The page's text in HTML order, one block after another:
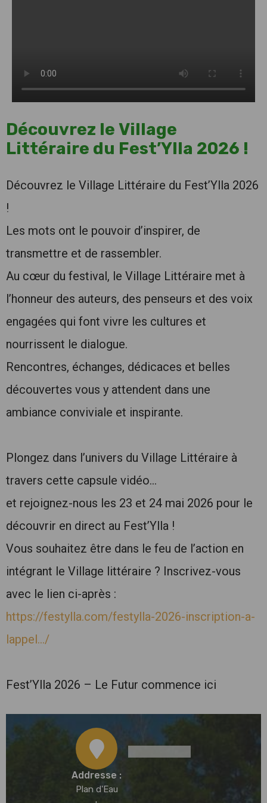
Découvrez le Village
Littéraire du Fest’Ylla 2026 !
Découvrez le Village Littéraire du Fest’Ylla 2026
!
Les mots ont le pouvoir d’inspirer, de
transmettre et de rassembler.
Au cœur du festival, le Village Littéraire met à
l’honneur des auteurs, des penseurs et des voix
engagées qui font vivre les cultures et
nourrissent le dialogue.
Rencontres, échanges, dédicaces et belles
découvertes vous y attendent dans une
ambiance conviviale et inspirante.
Plongez dans l’univers du Village Littéraire à
travers cette capsule vidéo…
et rejoignez-nous les 23 et 24 mai 2026 pour le
découvrir en direct au Fest’Ylla !
Vous souhaitez être dans le feu de l’action en
intégrant le Village littéraire ? Inscrivez-vous
avec le lien ci-après :
https://festylla.com/festylla-2026-inscription-a-
lappel…/
Fest’Ylla 2026 – Le Futur commence ici
Addresse :
Plan d'Eau